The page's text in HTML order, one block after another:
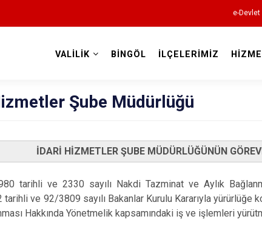
e-Devlet
VALİLİK BİNGÖL İLÇELERİMİZ
Şube Müdürlüğü
İDARİ HİZMETLER ŞUBE MÜDÜRLÜĞÜNÜN
tarihli ve 2330 sayılı Nakdi Tazminat ve Aylık
ve 92/3809 sayılı Bakanlar Kurulu Kararıyla yürürlüğe
Hakkında Yönetmelik kapsamındaki iş ve işlemleri